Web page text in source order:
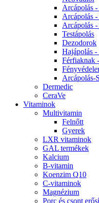
Arcápolás
Arcápolás
Arcápolás
Testápolás
Dezodorok
Hajápolás -
Férfiaknak
Arcápolás-
Dermedic
CeraVe
Vitaminok
Multivitamin
Felnőtt
Gyerek
LXR vitaminok
GAL termékek
Kalcium
B-vitamin
Koenzim Q10
C-vitaminok
Magnézium
Porc és csont